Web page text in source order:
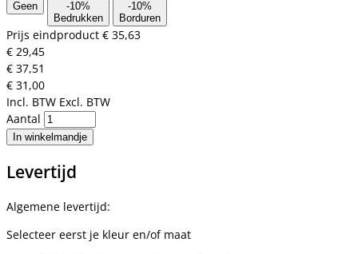
Geen
-10%
Bedrukken
-10%
Borduren
Prijs eindproduct € 35,63
€ 29,45
€ 37,51
€ 31,00
Incl. BTW Excl. BTW
Aantal
In winkelmandje
Levertijd
Algemene levertijd:
Selecteer eerst je kleur en/of maat